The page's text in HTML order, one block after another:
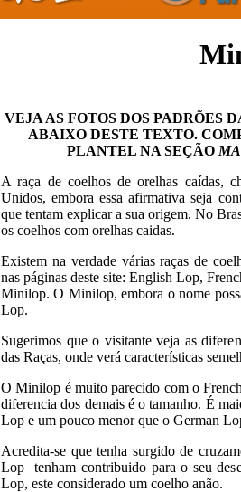
VEJA AS FOTOS DOS PADRÕES
ABAIXO DESTE TEXTO.
PLANTEL NA SEÇÃO
A raça de coelhos de orelhas caídas,
Unidos, embora essa afirmativa seja
que tentam explicar a sua origem. No
os coelhos com orelhas caidas.
Existem na verdade várias raças de
nas páginas deste site: English Lop,
Minilop. O Minilop, embora o nome
Lop.
Sugerimos que o visitante veja as
das Raças, onde verá características
O Minilop é muito parecido com o
diferencia dos demais é o tamanho. É
Lop e um pouco menor que o German
Acredita-se que tenha surgido de
Lop tenham contribuido para o seu
Lop, este considerado um coelho anão.